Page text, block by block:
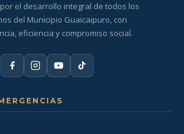
el desarrollo integral de todos los
del Municipio Guaicaipuro, con
eficiencia y compromiso social.